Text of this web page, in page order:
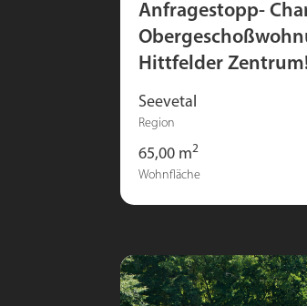
Anfragestopp-
Hittfelder
Seevetal
Region
65,00 m2
Wohnfläche